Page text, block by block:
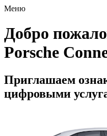
Меню
Добро
Porsche
Приглашаем
цифровыми